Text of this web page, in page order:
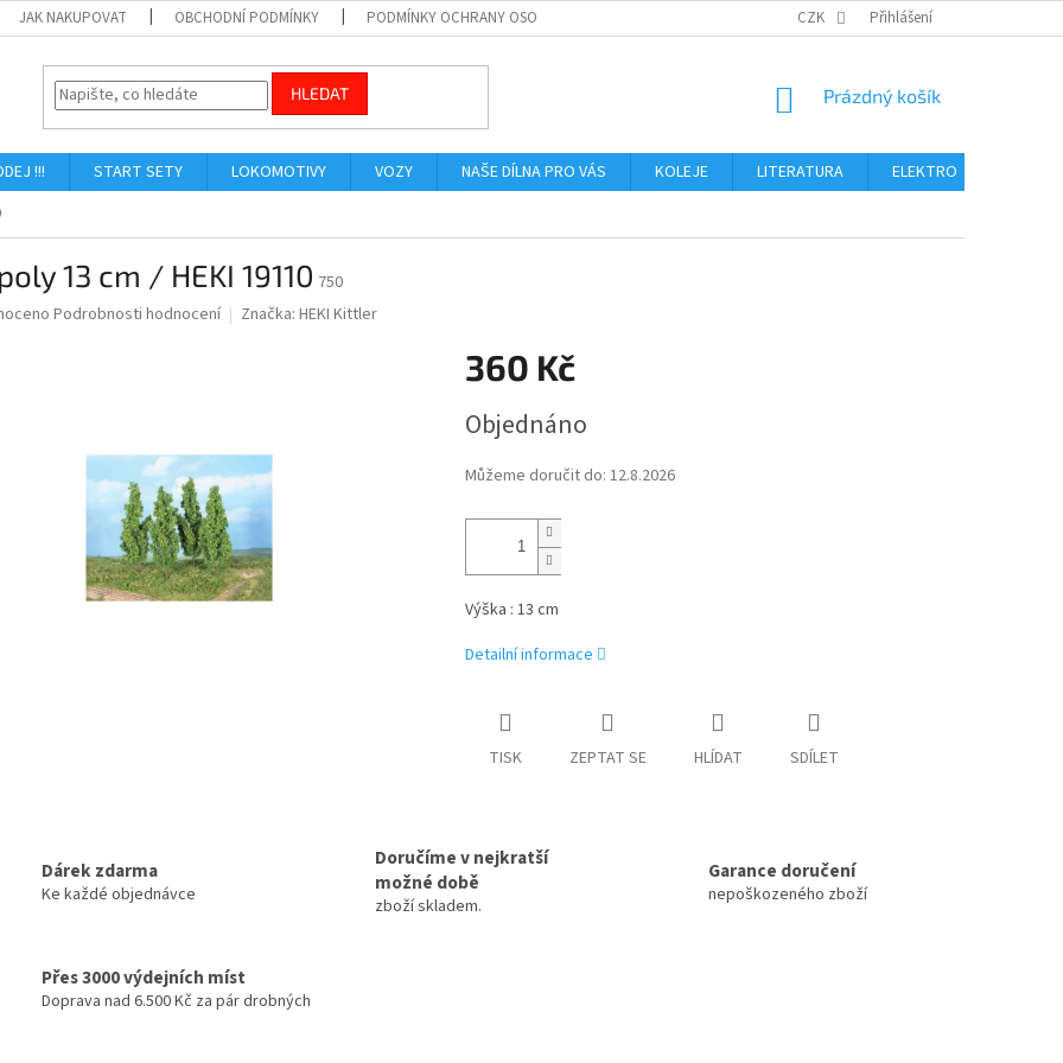
JAK NAKUPOVAT OBCHODNÍ PODMÍNKY PODMÍNKY OCHRANY OSOBNÍCH ÚDAJŮ CZK Přihlášení
HLEDAT
NÁKUPNÍ
Prázdný košík
!!! START SETY LOKOMOTIVY VOZY NAŠE DÍLNA PRO VÁS KOLEJE LITERATURA ELEKTRO
13 cm / HEKI 19110 750
Podrobnosti hodnocení Značka: HEKI Kittler
360 Kč
cena:
Objednáno
Můžeme doručit do: 12.8.2026
Výška : 13 cm
Detailní informace
TISK ZEPTAT SE HLÍDAT SDÍLET
Dárek zdarma
Ke každé objednávce
Doručíme v nejkratší
možné době
zboží skladem.
Garance doručení
nepoškozeného zboží
Přes 3000 výdejních míst
Doprava nad 6.500 Kč za pár drobných